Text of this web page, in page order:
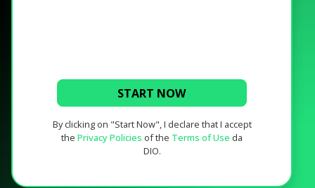
START NOW
By clicking on "Start Now", I declare that I accept
the Privacy Policies of the Terms of Use da
DIO.